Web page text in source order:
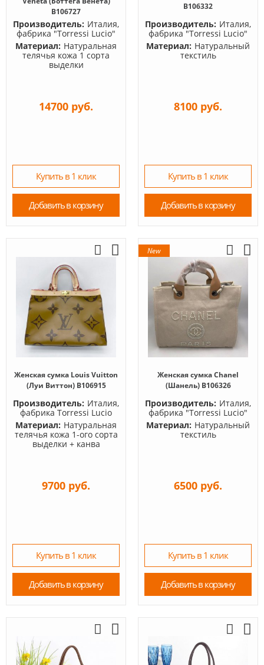
B106727
Производитель: Италия,
фабрика "Torressi Lucio"
Материал: Натуральная
телячья кожа 1 сорта
выделки
14700 руб.
Купить в 1 клик
Добавить в корзину
B106332
Производитель: Италия,
фабрика "Torressi Lucio"
Материал: Натуральный
текстиль
8100 руб.
Купить в 1 клик
Добавить в корзину
Женская сумка Louis Vuitton
(Луи Виттон) B106915
Производитель: Италия,
фабрика Torressi Lucio
Материал: Натуральная
телячья кожа 1-ого сорта
выделки + канва
9700 руб.
Купить в 1 клик
Добавить в корзину
New
Женская сумка Chanel
(Шанель) B106326
Производитель: Италия,
фабрика "Torressi Lucio"
Материал: Натуральный
текстиль
6500 руб.
Купить в 1 клик
Добавить в корзину